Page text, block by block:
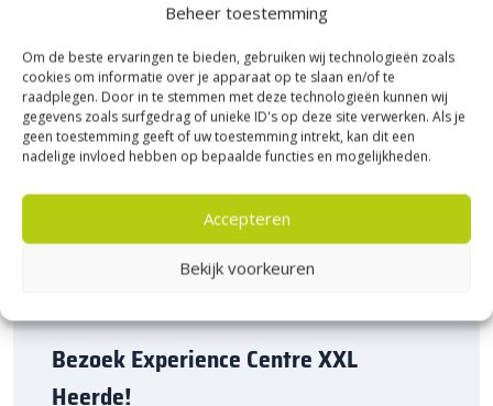
Beheer toestemming
Om de beste ervaringen te bieden, gebruiken wij technologieën zoals
cookies om informatie over je apparaat op te slaan en/of te
raadplegen. Door in te stemmen met deze technologieën kunnen wij
gegevens zoals surfgedrag of unieke ID's op deze site verwerken. Als je
geen toestemming geeft of uw toestemming intrekt, kan dit een
nadelige invloed hebben op bepaalde functies en mogelijkheden.
Accepteren
Bekijk voorkeuren
Bezoek Experience Centre XXL
Heerde!